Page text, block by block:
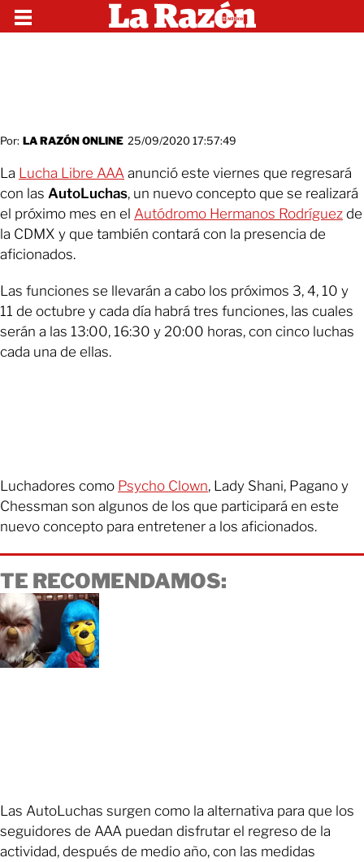
Por: LA RAZÓN ONLINE 25/09/2020 17:57:49
La Lucha Libre AAA anunció este viernes que regresará
con las AutoLuchas, un nuevo concepto que se realizará
el próximo mes en el Autódromo Hermanos Rodríguez de
la CDMX y que también contará con la presencia de
aficionados.
Las funciones se llevarán a cabo los próximos 3, 4, 10 y
11 de octubre y cada día habrá tres funciones, las cuales
serán a las 13:00, 16:30 y 20:00 horas, con cinco luchas
cada una de ellas.
Luchadores como Psycho Clown, Lady Shani, Pagano y
Chessman son algunos de los que participará en este
nuevo concepto para entretener a los aficionados.
TE RECOMENDAMOS:
Las AutoLuchas surgen como la alternativa para que los
seguidores de AAA puedan disfrutar el regreso de la
actividad, después de medio año, con las medidas